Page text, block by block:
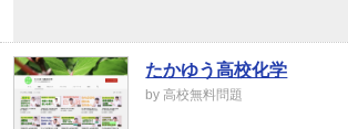
たかゆう高校化学
by 高校無料問題